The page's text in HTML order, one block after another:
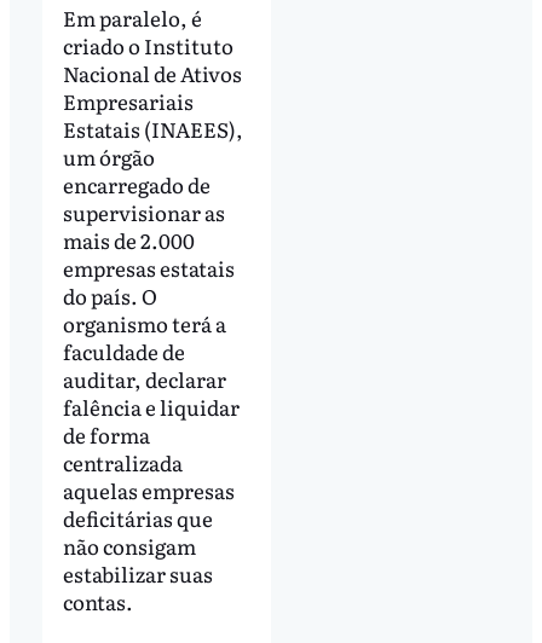
Em paralelo, é
criado o Instituto
Nacional de Ativos
Empresariais
Estatais (INAEES),
um órgão
encarregado de
supervisionar as
mais de 2.000
empresas estatais
do país. O
organismo terá a
faculdade de
auditar, declarar
falência e liquidar
de forma
centralizada
aquelas empresas
deficitárias que
não consigam
estabilizar suas
contas.